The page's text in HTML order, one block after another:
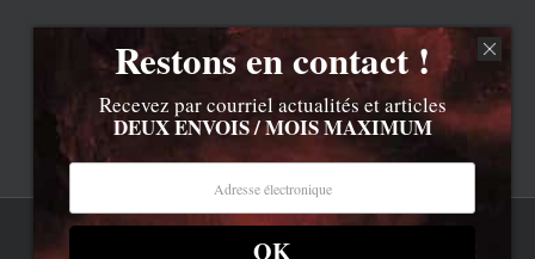
Contenu © Lionel Davoust sauf exceptions précisées.
Restons en contact !
Recevez par courriel actualités et articles
DEUX ENVOIS / MOIS MAXIMUM
OK